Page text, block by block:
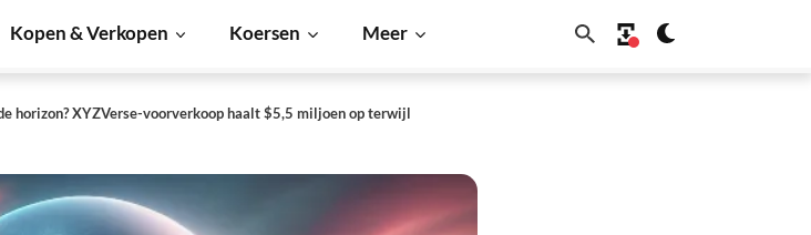
Kopen & Verkopen Koersen Meer
horizon? XYZVerse-voorverkoop haalt $5,5 miljoen op terwijl